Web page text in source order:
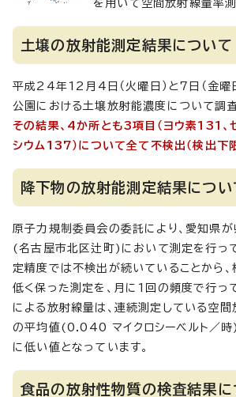
を用いて空間放射線量率測
土壌の放射能測定結果について
平成24年12月4日（火曜日）と7日（金曜
公園における土壌放射能濃度について調査
その結果、4か所とも3項目（ヨウ素131
シウム137）について全て不検出（検出下
降下物の放射能測定結果につい
原子力規制委員会の委託により、愛知県
(名古屋市北区辻町)において測定を行って
定精度では不検出が続いていることから
低く保った測定を、月に1回の頻度で行っ
による放射線量は、連続測定している空
の平均値(0.040 マイクロシーベルト／時)
に低い値となっています。
食品の放射性物質の検査結果に